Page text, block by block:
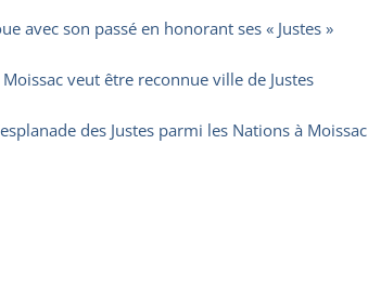
avec son passé en honorant ses « Justes »
veut être reconnue ville de Justes
des Justes parmi les Nations à Moissac